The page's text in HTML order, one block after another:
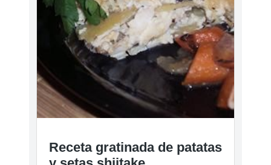
Receta de cazuela de
rutabaga